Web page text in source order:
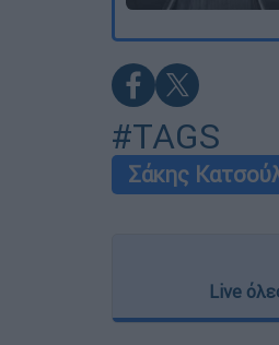
#TAGS
Σάκης
Live